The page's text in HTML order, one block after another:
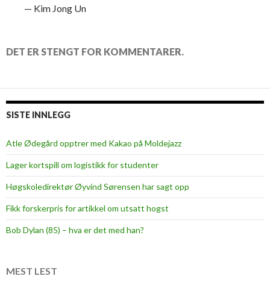
— Kim Jong Un
DET ER STENGT FOR KOMMENTARER.
SISTE INNLEGG
Atle Ødegård opptrer med Kakao på Moldejazz
Lager kortspill om logistikk for studenter
Høgskoledirektør Øyvind Sørensen har sagt opp
Fikk forskerpris for artikkel om utsatt hogst
Bob Dylan (85) – hva er det med han?
MEST LEST